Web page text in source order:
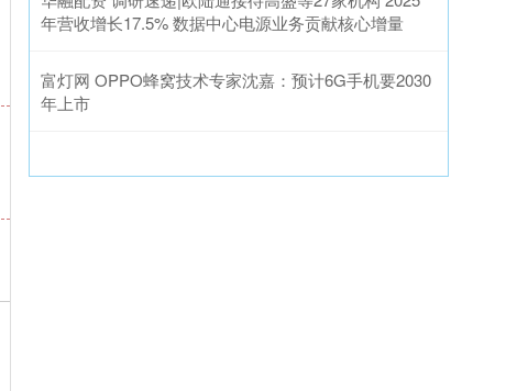
年营收增长17.5% 数据中心电源业务贡献核心增量
富灯网 OPPO蜂窝技术专家沈嘉：预计6G手机要2030
年上市